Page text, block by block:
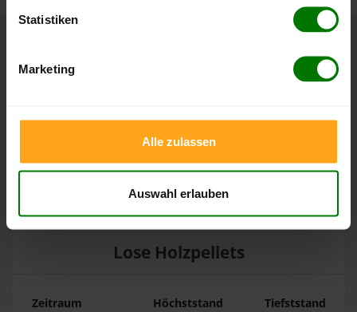
Statistiken
Marketing
Alle zulassen
Auswahl erlauben
Höchst- und Tiefststände der
Die Tabellen zeigen dieHöchst- und Tiefststände der
Pelletspreise für lose Holzpellets und Holzpellets
Sackware in Elmen. Das dazugehörige Datum zeigt, wann
wurde.
Lose Holzpellets
Zeitraum Höchststand
Tiefststand